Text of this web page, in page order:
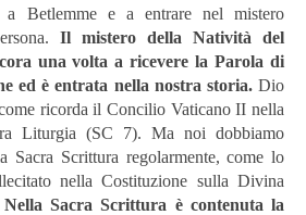
Betlemme e a entrare nel mistero
Il mistero della Natività del
una volta a ricevere la Parola di
ed è entrata nella nostra storia.Dio
ricorda il Concilio Vaticano II nella
Liturgia (SC 7). Ma noi dobbiamo
Sacra Scrittura regolarmente, come lo
nella Costituzione sulla Divina
Nella Sacra Scrittura è contenuta la